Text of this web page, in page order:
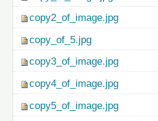
copy2_of_image.jpg
copy_of_5.jpg
copy3_of_image.jpg
copy4_of_image.jpg
copy5_of_image.jpg